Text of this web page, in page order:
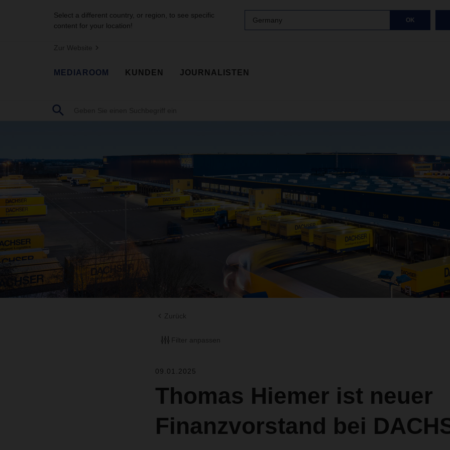
Select a different country, or region, to see specific
content for your location!
Germany OK
Zur Website
MEDIAROOM KUNDEN JOURNALISTEN
Zurück
Filter anpassen
09.01.2025
Thomas Hiemer ist neuer
Finanzvorstand bei